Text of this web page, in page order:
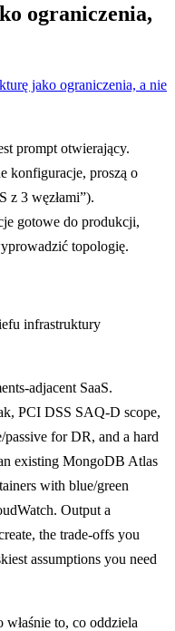
ograniczenia,
jako ograniczenia, a nie
prompt otwierający.
konfiguracje, proszą o
z 3 węzłami”).
gotowe do produkcji,
topologię.
infrastruktury
adjacent SaaS.
PCI DSS SAQ-D scope,
for DR, and a hard
existing MongoDB Atlas
with blue/green
Output a
the trade-offs you
assumptions you need
właśnie to, co oddziela